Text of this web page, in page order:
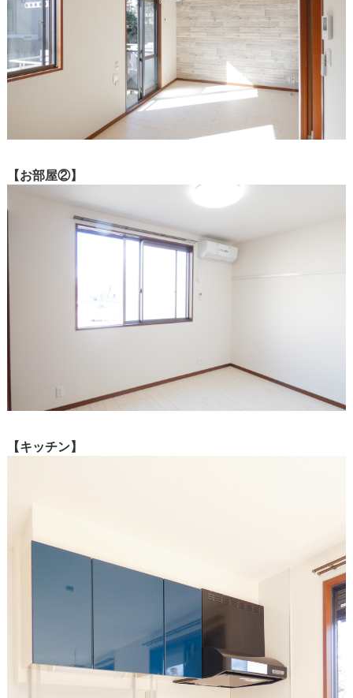
【お部屋②】
【キッチン】